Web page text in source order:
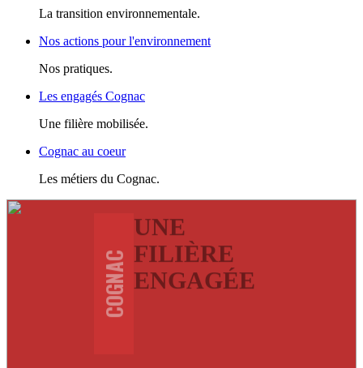
La transition environnementale.
Nos actions pour l'environnement
Nos pratiques.
Les engagés Cognac
Une filière mobilisée.
Cognac au coeur
Les métiers du Cognac.
COGNAC
UNE
FILIÈRE
ENGAGÉE